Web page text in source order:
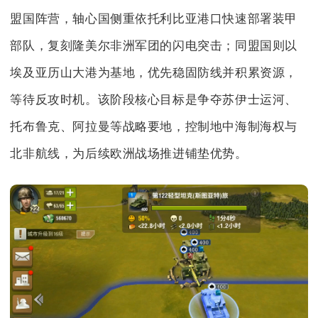
盟国阵营，轴心国侧重依托利比亚港口快速部署装甲
部队，复刻隆美尔非洲军团的闪电突击；同盟国则以
埃及亚历山大港为基地，优先稳固防线并积累资源，
等待反攻时机。该阶段核心目标是争夺苏伊士运河、
托布鲁克、阿拉曼等战略要地，控制地中海制海权与
北非航线，为后续欧洲战场推进铺垫优势。